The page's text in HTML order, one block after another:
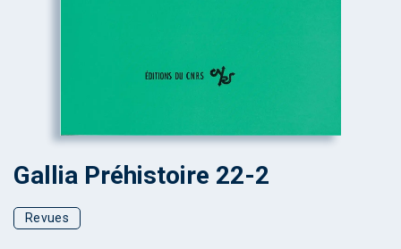
Gallia Préhistoire 22-2
Revues